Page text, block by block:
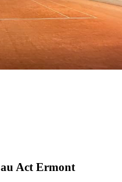
au Act Ermont